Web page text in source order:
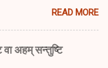
र पिठ्युमा डोकोभरी दाउरा
अस्पताल प्राङण हुँदै
गर्दै छिन् । अरुका निम्ती
उमेर ढल्किँदै गयो ।
READ MORE
वा अहम् सन्तुष्टि